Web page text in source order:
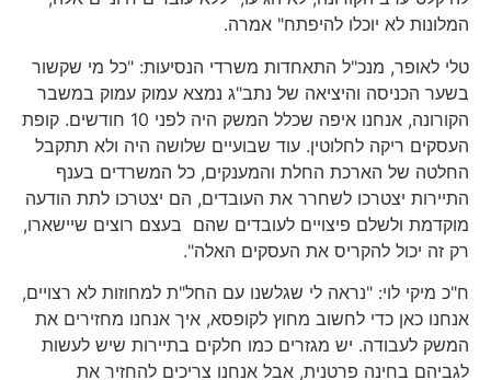
המלונות לא יוכלו להיפתח" אמרה.
טלי לאופר, מנכ"ל התאחדות משרדי הנסיעות: "כל מי שקשור
בשער הכניסה והיציאה של נתב"ג נמצא עמוק עמוק במשבר
הקורונה, אנחנו איפה שכלל המשק היה לפני 10 חודשים. קופת
העסקים ריקה לחלוטין. עוד שבועיים שלושה היה ולא תתקבל
החלטה של הארכת החלת והמענקים, כל המשרדים בענף
התיירות יצטרכו לשחרר את העובדים, הם יצטרכו לתת הודעה
מוקדמת ולשלם פיצויים לעובדים שהם בעצם רוצים שיישארו,
רק זה יכול להקריס את העסקים האלה".
ח"כ מיקי לוי: "נראה לי שגלשנו עם החל"ת למחוזות לא רצויים,
אנחנו כאן כדי לחשוב מחוץ לקופסא, איך אנחנו מחזירים את
המשק לעבודה. יש מגזרים כמו חלקים בתיירות שיש לעשות
לגביהם בחינה פרטנית, אבל אנחנו צריכים להחזיר את